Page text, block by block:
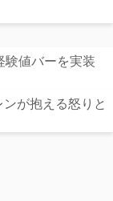
験値バーを実装
が抱える怒りと